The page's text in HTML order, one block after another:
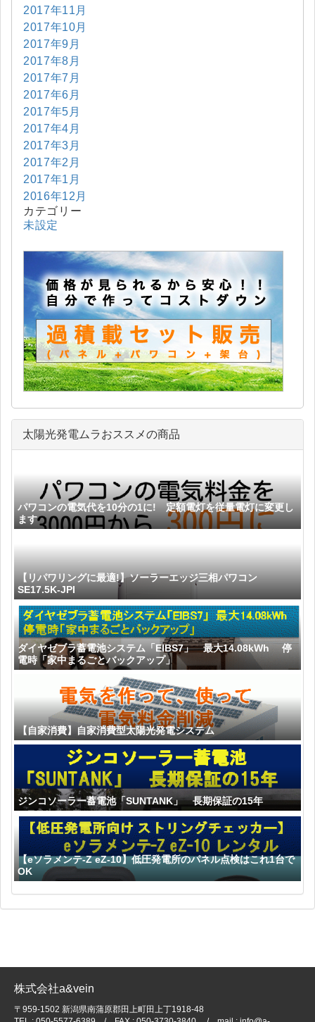
2017年11月
2017年10月
2017年9月
2017年8月
2017年7月
2017年6月
2017年5月
2017年4月
2017年3月
2017年2月
2017年1月
2016年12月
カテゴリー
未設定
太陽光発電ムラおススメの商品
パワコンの電気代を10分の1に! 定額電灯を従量電灯に変更し
ます
【リパワリングに最適!】ソーラーエッジ三相パワコン
SE17.5K-JPI
ダイヤゼブラ蓄電池システム「EIBS7」 最大14.08kWh 停
電時「家中まるごとバックアップ」
【自家消費】自家消費型太陽光発電システム
ジンコソーラー蓄電池「SUNTANK」 長期保証の15年
【eソラメンテ-Z eZ-10】低圧発電所のパネル点検はこれ1台で
OK
株式会社a&vein
〒959-1502 新潟県南蒲原郡田上町田上丁1918-48